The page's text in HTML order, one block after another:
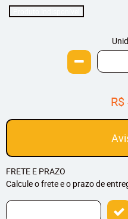
FRETE E PRAZO
Calcule o frete e o prazo de